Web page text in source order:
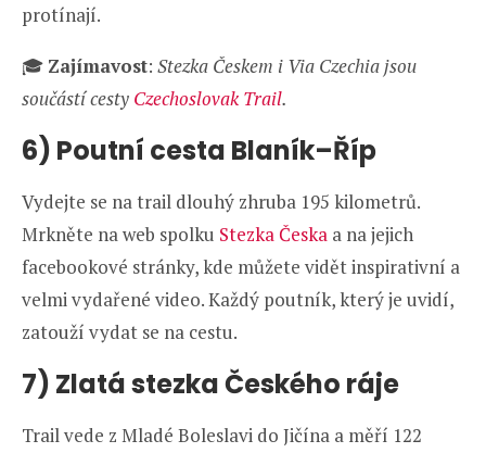
protínají.
🎓 Zajímavost: Stezka Českem i Via Czechia jsou
součástí cesty Czechoslovak Trail.
6) Poutní cesta Blaník–Říp
Vydejte se na trail dlouhý zhruba 195 kilometrů.
Mrkněte na web spolku Stezka Česka a na jejich
facebookové stránky, kde můžete vidět inspirativní a
velmi vydařené video. Každý poutník, který je uvidí,
zatouží vydat se na cestu.
7) Zlatá stezka Českého ráje
Trail vede z Mladé Boleslavi do Jičína a měří 122